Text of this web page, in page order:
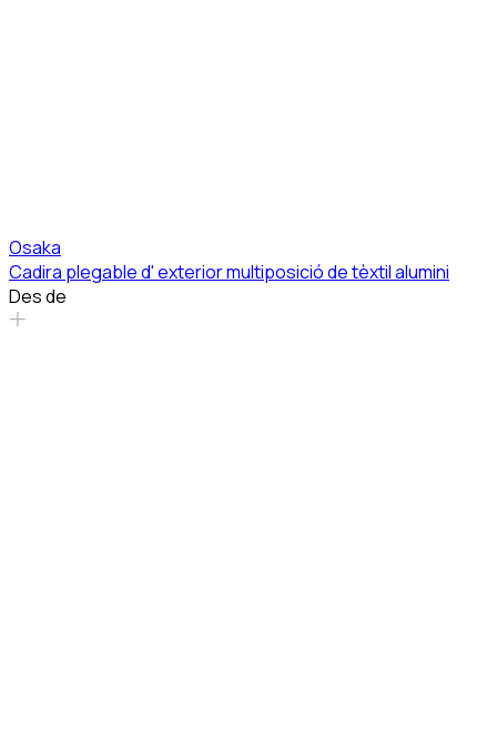
Osaka
Cadira plegable d' exterior multiposició de tèxtil alumini
Des de